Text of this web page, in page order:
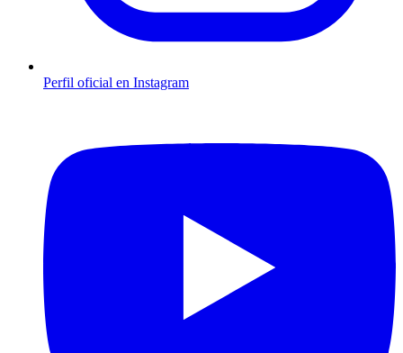
Perfil oficial en Instagram